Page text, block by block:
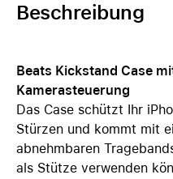
Beschreibung
Beats Kickstand Case
Kamerasteuerung
Das Case schützt Ihr
Stürzen und kommt mit
abnehmbaren
als Stütze verwenden